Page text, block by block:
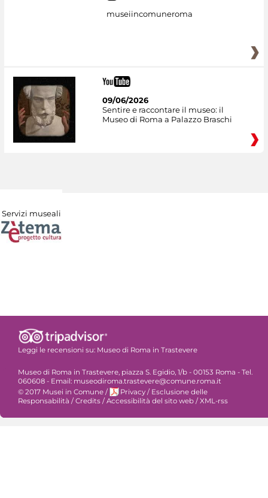
museiincomuneroma
09/06/2026
Sentire e raccontare il museo: il
Museo di Roma a Palazzo Braschi
Servizi museali
Leggi le recensioni su: Museo di Roma in Trastevere
Museo di Roma in Trastevere, piazza S. Egidio, 1/b - 00153 Roma - Tel.
060608 - Email: museodiroma.trastevere@comune.roma.it
© 2017 Musei in Comune / Privacy / Esclusione delle
Responsabilità / Credits / Accessibilità del sito web / XML-rss